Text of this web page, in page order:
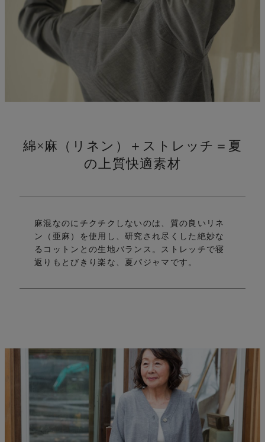
し
い
綿×麻（リネン）＋ストレッチ＝夏
の上質快適素材
麻混なのにチクチクしないのは、質の良いリネ
ン（亜麻）を使用し、研究され尽くした絶妙な
るコットンとの生地バランス。
ストレッチで寝
返りもとびきり楽な、夏パジャマです。